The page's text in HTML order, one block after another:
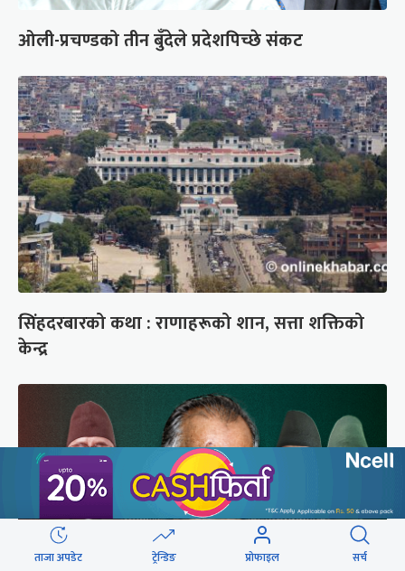
ओली-प्रचण्डको तीन बुँदेले प्रदेशपिच्छे संकट
सिंहदरबारको कथा : राणाहरूको शान, सत्ता शक्तिको
केन्द्र
ताजा अपडेट ट्रेन्डिङ प्रोफाइल सर्च